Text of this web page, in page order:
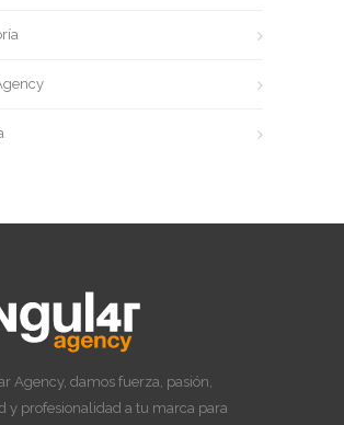
Agency, damos fuerza, pasión,
y profesionalidad a tu marca para